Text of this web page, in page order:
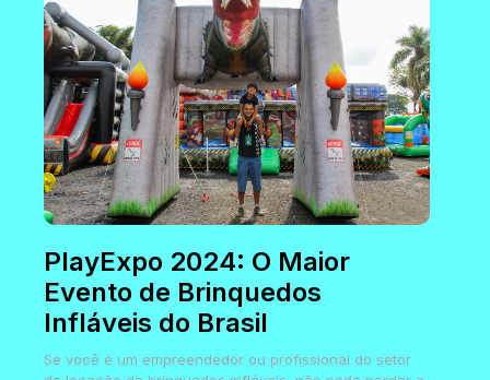
PlayExpo 2024: O Maior
Evento de Brinquedos
Infláveis do Brasil
Se você é um empreendedor ou profissional do setor